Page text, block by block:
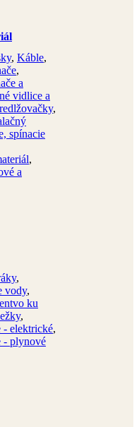
, Káble,
,
a
vidlice a
,
spínacie
,
a
,
vody,
ku
,
- elektrické,
- plynové